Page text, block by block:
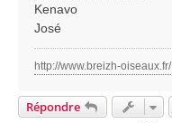
Kenavo
José
http://www.breizh-oiseaux.fr/
Répondre